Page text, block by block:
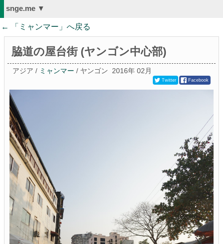
snge.me ▼
← 「 ミャンマー 」へ戻る
脇道の屋台街 (ヤンゴン中心部)
アジア / ミャンマー / ヤンゴン 2016年 02月
Twitter Facebook